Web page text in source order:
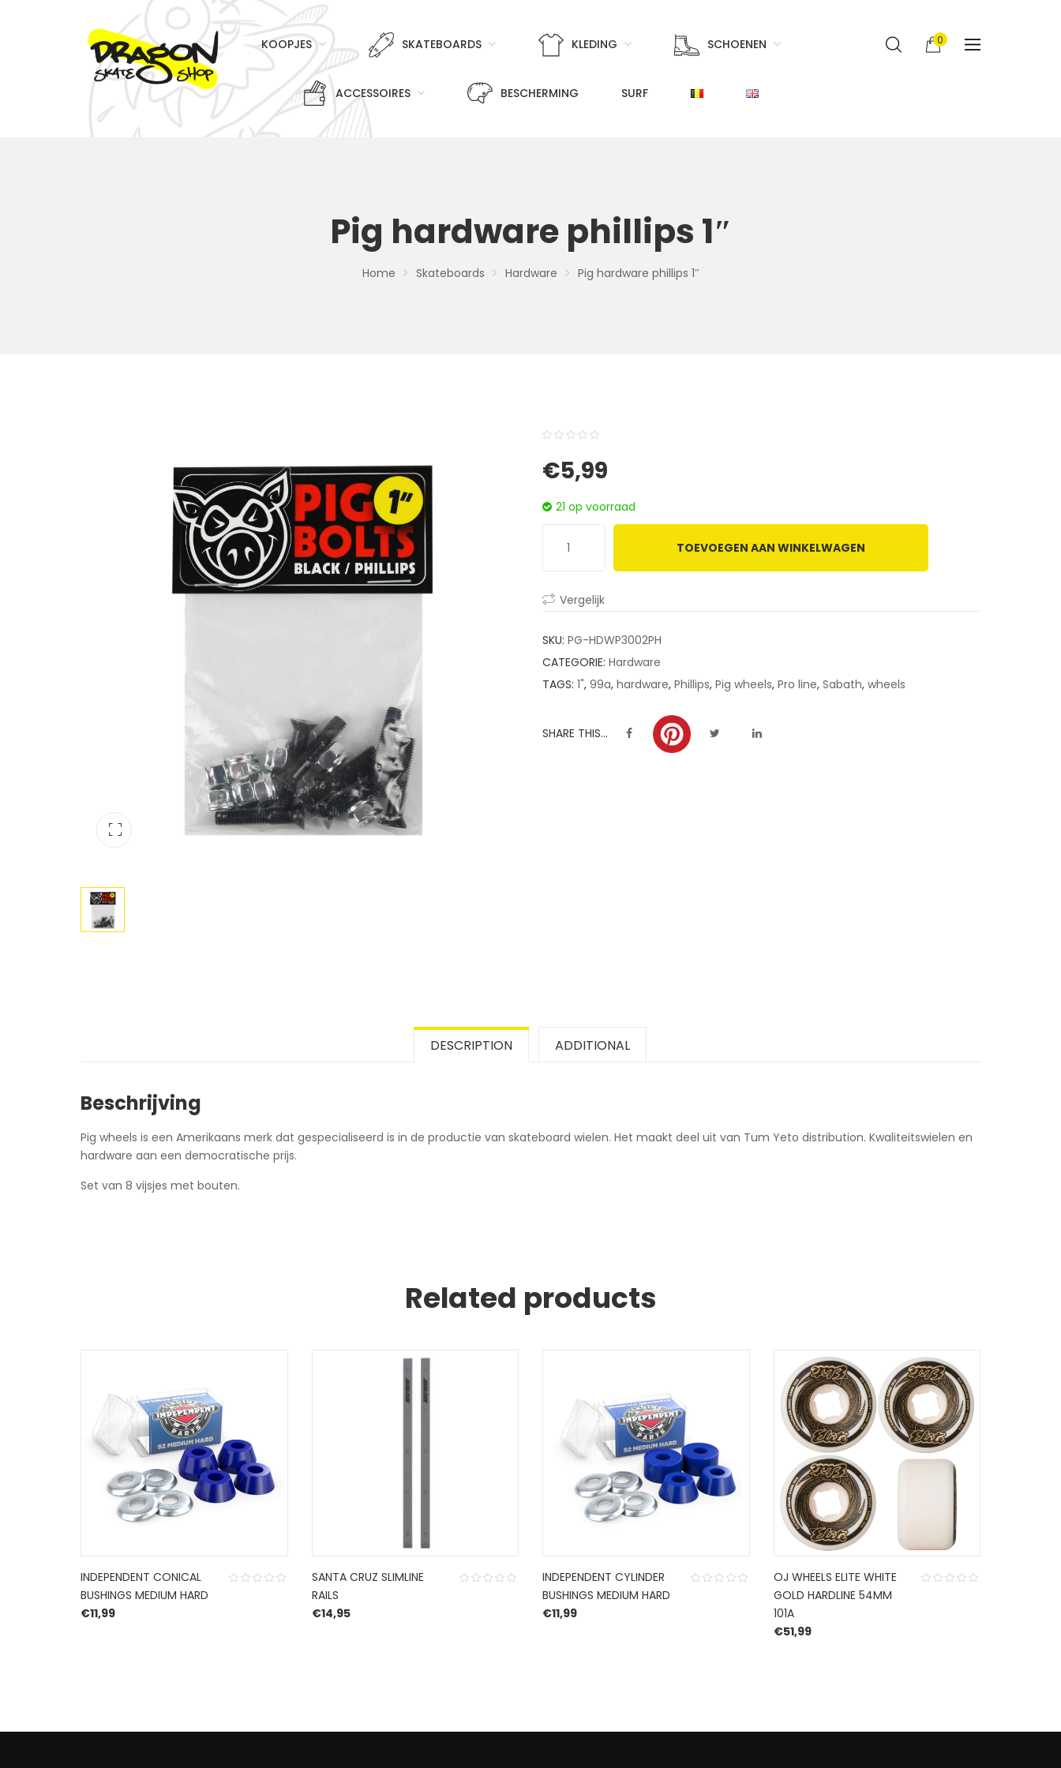
KOOPJES SKATEBOARDS KLEDING SCHOENEN
ACCESSOIRES BESCHERMING SURF
0
Pig hardware phillips 1″
Home Skateboards Hardware Pig hardware phillips 1″
out
based
€5,99
21 op voorraad
TOEVOEGEN AAN WINKELWAGEN
Vergelijk
SKU: PG-HDWP3002PH
CATEGORIE: Hardware
TAGS: 1", 99a, hardware, Phillips, Pig wheels, Pro line, Sabath, wheels
SHARE THIS...
DESCRIPTION ADDITIONAL
Beschrijving
Pig wheels is een Amerikaans merk dat gespecialiseerd is in de productie van skateboard wielen. Het maakt deel uit van Tum Yeto distribution. Kwaliteitswielen en
hardware aan een democratische prijs.
Set van 8 vijsjes met bouten.
Related products
INDEPENDENT CONICAL
BUSHINGS MEDIUM HARD
€11,99
SANTA CRUZ SLIMLINE
RAILS
€14,95
INDEPENDENT CYLINDER
BUSHINGS MEDIUM HARD
€11,99
OJ WHEELS ELITE WHITE
GOLD HARDLINE 54MM
101A
€51,99